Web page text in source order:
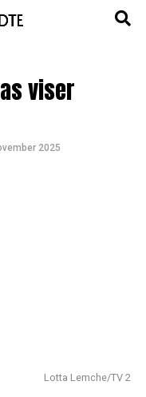
viser
2025
Lotta Lemche/TV 2